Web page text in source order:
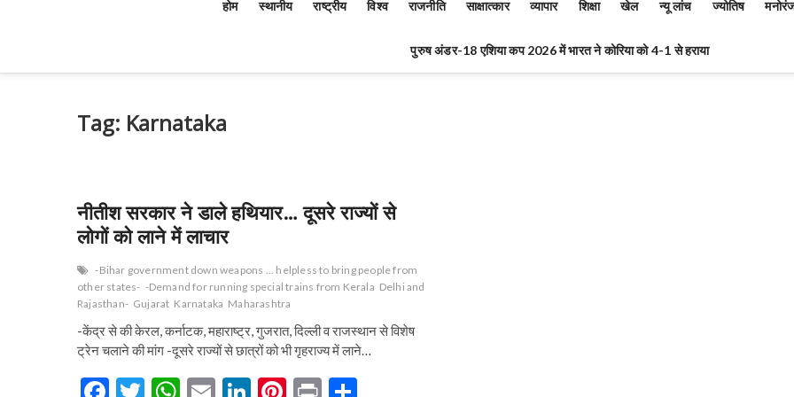
होम स्थानीय राष्ट्रीय विश्व राजनीति साक्षात्कार व्यापार शिक्षा खेल न्यू लांच ज्योतिष
पुरुष अंडर-18 एशिया कप 2026 में भारत ने कोरिया को 4-1 से हराया
Tag: Karnataka
नीतीश सरकार ने डाले हथियार… दूसरे राज्यों से
लोगों को लाने में लाचार
-Bihar government down weapons ... helpless to bring people from
other states- -Demand for running special trains from Kerala Delhi and
Rajasthan- Gujarat Karnataka Maharashtra
-केंद्र से की केरल, कर्नाटक, महाराष्ट्र, गुजरात, दिल्ली व राजस्थान से विशेष
ट्रेन चलाने की मांग -दूसरे राज्यों से छात्रों को भी गृहराज्य में लाने…